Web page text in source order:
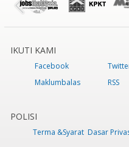
IKUTI KAMI
Facebook
Maklumbalas
RSS
POLISI
Terma &Syarat Dasar